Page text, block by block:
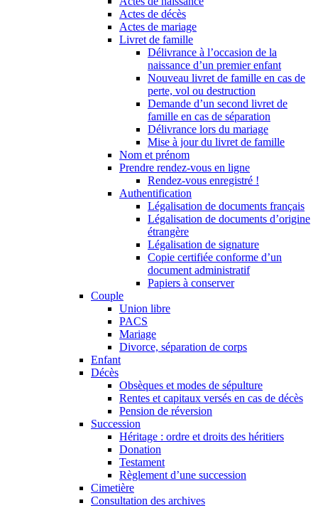
Actes de décès
Actes de mariage
Livret de famille
Délivrance à l’occasion de la
naissance d’un premier enfant
Nouveau livret de famille en cas de
perte, vol ou destruction
Demande d’un second livret de
famille en cas de séparation
Délivrance lors du mariage
Mise à jour du livret de famille
Nom et prénom
Prendre rendez-vous en ligne
Rendez-vous enregistré !
Authentification
Légalisation de documents français
Légalisation de documents d’origine
étrangère
Légalisation de signature
Copie certifiée conforme d’un
document administratif
Papiers à conserver
Couple
Union libre
PACS
Mariage
Divorce, séparation de corps
Enfant
Décès
Obsèques et modes de sépulture
Rentes et capitaux versés en cas de décès
Pension de réversion
Succession
Héritage : ordre et droits des héritiers
Donation
Testament
Règlement d’une succession
Cimetière
Consultation des archives